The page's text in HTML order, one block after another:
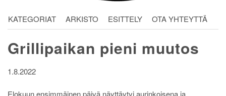
KATEGORIAT ARKISTO ESITTELY OTA YHTEYTTÄ
Grillipaikan pieni muutos
1.8.2022
Elokuun ensimmäinen päivä näyttäytyi aurinkoisena ja